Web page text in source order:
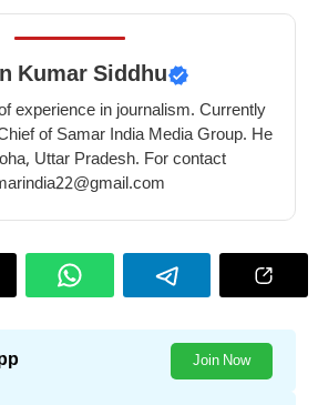
Kumar Siddhu
experience in journalism. Currently
of Samar India Media Group. He
Uttar Pradesh. For contact
Join Now